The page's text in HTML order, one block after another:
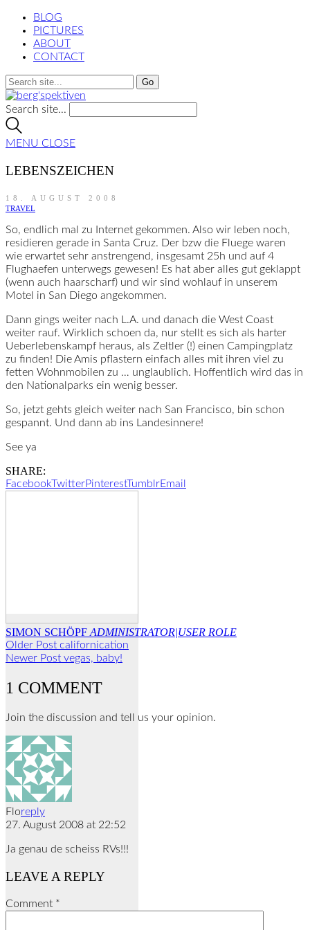
BLOG
PICTURES
ABOUT
CONTACT
Search site...
MENU CLOSE
LEBENSZEICHEN
18. AUGUST 2008
TRAVEL
So, endlich mal zu Internet gekommen. Also wir leben noch,
residieren gerade in Santa Cruz. Der bzw die Fluege waren
wie erwartet sehr anstrengend, insgesamt 25h und auf 4
Flughaefen unterwegs gewesen! Es hat aber alles gut geklappt
(wenn auch haarscharf) und wir sind wohlauf in unserem
Motel in San Diego angekommen.
Dann gings weiter nach L.A. und danach die West Coast
weiter rauf. Wirklich schoen da, nur stellt es sich als harter
Ueberlebenskampf heraus, als Zeltler (!) einen Campingplatz
zu finden! Die Amis pflastern einfach alles mit ihren viel zu
fetten Wohnmobilen zu … unglaublich. Hoffentlich wird das in
den Nationalparks ein wenig besser.
So, jetzt gehts gleich weiter nach San Francisco, bin schon
gespannt. Und dann ab ins Landesinnere!
See ya
SHARE:
FacebookTwitterPinterestTumblrEmail
SIMON SCHÖPF ADMINISTRATOR|USER ROLE
Older Post californication
Newer Post vegas, baby!
1 COMMENT
Join the discussion and tell us your opinion.
Floreply
27. August 2008 at 22:52
Ja genau de scheiss RVs!!!
LEAVE A REPLY
Comment *